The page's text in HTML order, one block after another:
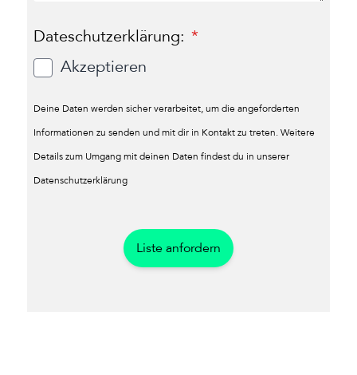
Dateschutzerklärung:
Akzeptieren
Deine Daten werden sicher verarbeitet, um die angeforderten
Informationen zu senden und mit dir in Kontakt zu treten. Weitere
Details zum Umgang mit deinen Daten findest du in unserer
Datenschutzerklärung
Liste anfordern